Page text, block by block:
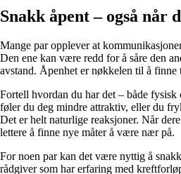
Snakk åpent – også når
Mange par opplever at
Den ene kan være redd for å såre den
avstand. Åpenhet er nøkkelen til å
Fortell hvordan du har det – både fysisk
føler du deg mindre attraktiv, eller du
Det er helt naturlige reaksjoner. Når
lettere å finne nye måter å være nær på.
For noen par kan det være nyttig å
rådgiver som har erfaring med